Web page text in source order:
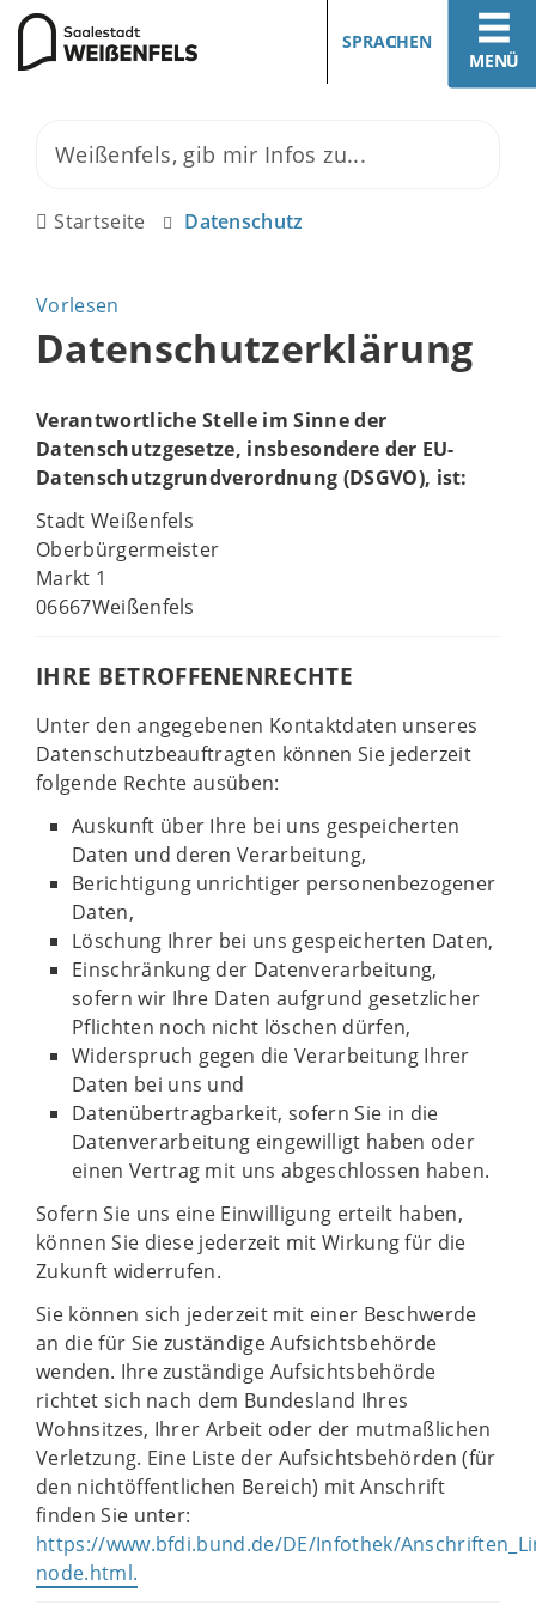
MENÜ
SPRACHEN
Startseite Datenschutz
Vorlesen
Datenschutzerklärung
Verantwortliche Stelle im Sinne der
Datenschutzgesetze, insbesondere der EU-
Datenschutzgrundverordnung (DSGVO), ist:
Stadt Weißenfels
Oberbürgermeister
Markt 1
06667Weißenfels
IHRE BETROFFENENRECHTE
Unter den angegebenen Kontaktdaten unseres
Datenschutzbeauftragten können Sie jederzeit
folgende Rechte ausüben:
Auskunft über Ihre bei uns gespeicherten
Daten und deren Verarbeitung,
Berichtigung unrichtiger personenbezogener
Daten,
Löschung Ihrer bei uns gespeicherten Daten,
Einschränkung der Datenverarbeitung,
sofern wir Ihre Daten aufgrund gesetzlicher
Pflichten noch nicht löschen dürfen,
Widerspruch gegen die Verarbeitung Ihrer
Daten bei uns und
Datenübertragbarkeit, sofern Sie in die
Datenverarbeitung eingewilligt haben oder
einen Vertrag mit uns abgeschlossen haben.
Sofern Sie uns eine Einwilligung erteilt haben,
können Sie diese jederzeit mit Wirkung für die
Zukunft widerrufen.
Sie können sich jederzeit mit einer Beschwerde
an die für Sie zuständige Aufsichtsbehörde
wenden. Ihre zuständige Aufsichtsbehörde
richtet sich nach dem Bundesland Ihres
Wohnsitzes, Ihrer Arbeit oder der mutmaßlichen
Verletzung. Eine Liste der Aufsichtsbehörden (für
den nichtöffentlichen Bereich) mit Anschrift
finden Sie unter:
https://www.bfdi.bund.de/DE/Infothek/
node.html.